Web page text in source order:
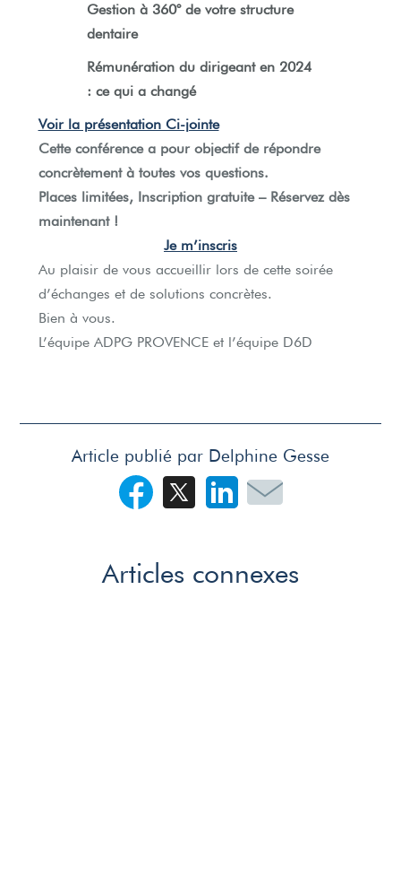
Gestion à 360° de votre structure
dentaire
Rémunération du dirigeant en 2024
: ce qui a changé
Voir la présentation Ci-jointe
Cette conférence a pour objectif de répondre
concrètement à toutes vos questions.
Places limitées, Inscription gratuite – Réservez dès
maintenant !
Je m’inscris
Au plaisir de vous accueillir lors de cette soirée
d’échanges et de solutions concrètes.
Bien à vous.
L’équipe ADPG PROVENCE et l’équipe D6D
Article publié par Delphine Gesse
Articles connexes